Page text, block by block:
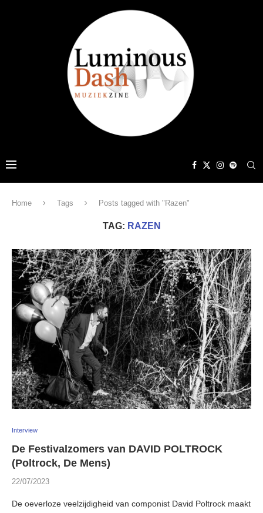
Home Tags Posts tagged with "Razen"
TAG: RAZEN
Interview
De Festivalzomers van DAVID POLTROCK
(Poltrock, De Mens)
22/07/2023
De oeverloze veelzijdigheid van componist David Poltrock maakt